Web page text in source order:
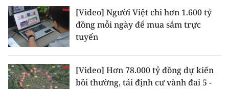
NHÂN DÂN HẰNG THÁNG
MUA BÁO
ĐỌC BÁO IN
[Video] Người Việt chi hơn 1.600 tỷ
đồng mỗi ngày để mua sắm trực
tuyến
[Video] Hơn 78.000 tỷ đồng dự kiến
bồi thường, tái định cư vành đai 5 -